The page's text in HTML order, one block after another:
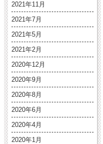
2021年11月
2021年7月
2021年5月
2021年2月
2020年12月
2020年9月
2020年8月
2020年6月
2020年4月
2020年1月